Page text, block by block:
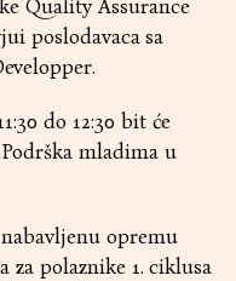
Quality Assurance
poslodavaca sa
do 12:30 bit će
mladima u
opremu
za polaznike 1. ciklusa